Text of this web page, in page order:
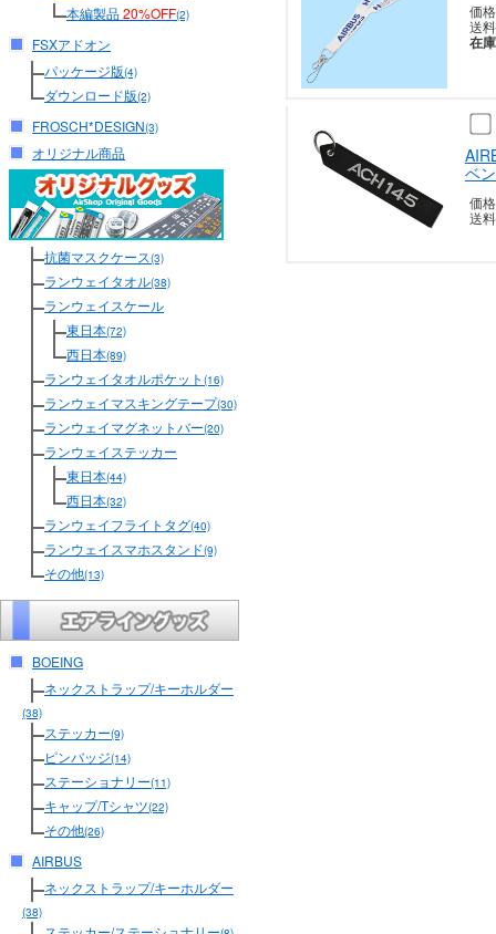
本編製品20%OFF(2)
FSXアドオン
パッケージ版(4)
ダウンロード版(2)
FROSCH*DESIGN(3)
オリジナル商品
抗菌マスクケース(3)
ランウェイタオル(38)
ランウェイスケール
東日本(72)
西日本(89)
ランウェイタオルポケット (16)
ランウェイマスキングテープ(30)
ランウェイマグネットバー(20)
ランウェイステッカー
東日本(44)
西日本(32)
ランウェイフライトタグ(40)
ランウェイスマホスタンド(9)
その他(13)
BOEING
ネックストラップ/キーホルダー
(38)
ステッカー(9)
ピンバッジ(14)
ステーショナリー(11)
キャップ/Tシャツ(22)
その他(26)
AIRBUS
ネックストラップ/キーホルダー
(38)
価
送
在
ベ
価
送